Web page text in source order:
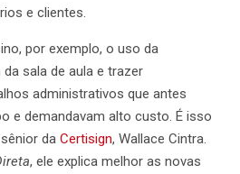
e clientes.
por exemplo, o uso da
sala de aula e trazer
administrativos que antes
e demandavam alto custo. É isso
da Certisign, Wallace Cintra.
, ele explica melhor as novas